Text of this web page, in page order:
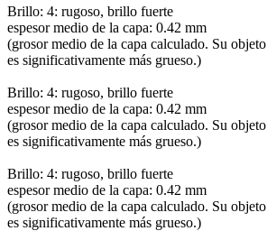
Brillo: 4: rugoso, brillo fuerte
espesor medio de la capa: 0.42 mm
(grosor medio de la capa calculado. Su objeto
es significativamente más grueso.)
Brillo: 4: rugoso, brillo fuerte
espesor medio de la capa: 0.42 mm
(grosor medio de la capa calculado. Su objeto
es significativamente más grueso.)
Brillo: 4: rugoso, brillo fuerte
espesor medio de la capa: 0.42 mm
(grosor medio de la capa calculado. Su objeto
es significativamente más grueso.)